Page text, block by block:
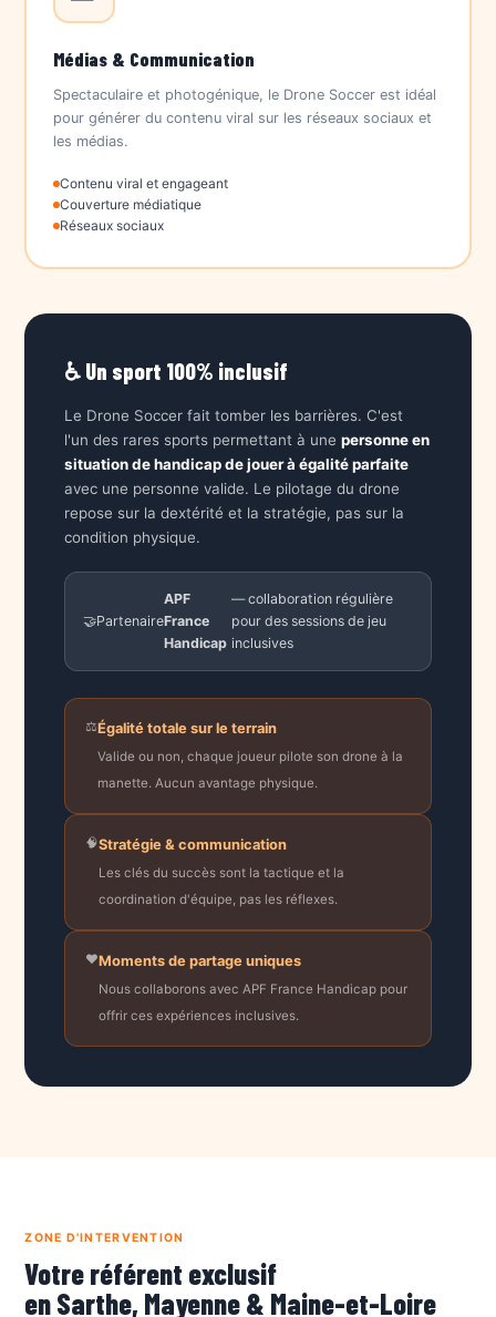
Médias & Communication
Spectaculaire et photogénique, le Drone Soccer est idéal
pour générer du contenu viral sur les réseaux sociaux et
les médias.
Contenu viral et engageant
Couverture médiatique
Réseaux sociaux
♿ Un sport 100% inclusif
Le Drone Soccer fait tomber les barrières. C'est
l'un des rares sports permettant à unepersonne en
situation de handicap de jouer à égalité parfaite
avec une personne valide. Le pilotage du drone
repose sur la dextérité et la stratégie, pas sur la
condition physique.
🤝Partenaire
APF
France
Handicap
— collaboration régulière
pour des sessions de jeu
inclusives
⚖️Égalité totale sur le terrain
Valide ou non, chaque joueur pilote son drone à la
manette. Aucun avantage physique.
🧠Stratégie & communication
Les clés du succès sont la tactique et la
coordination d'équipe, pas les réflexes.
❤️Moments de partage uniques
Nous collaborons avec APF France Handicap pour
offrir ces expériences inclusives.
ZONE D'INTERVENTION
Votre référent exclusif
en Sarthe, Mayenne & Maine-et-Loire